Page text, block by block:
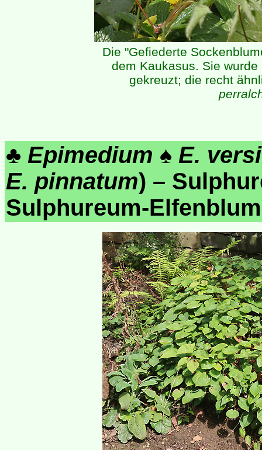
Die "Gefiederte
dem Kaukasus. Sie
gekreuzt; die recht
♣ Epimedium ♠ E.
E. pinnatum) –
Sulphureum-